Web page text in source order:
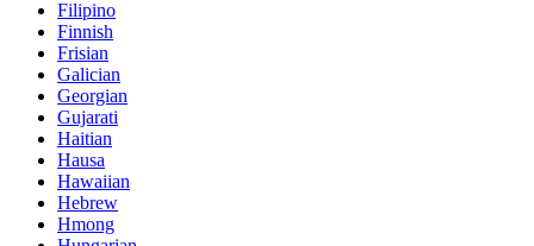
Filipino
Finnish
Frisian
Galician
Georgian
Gujarati
Haitian
Hausa
Hawaiian
Hebrew
Hmong